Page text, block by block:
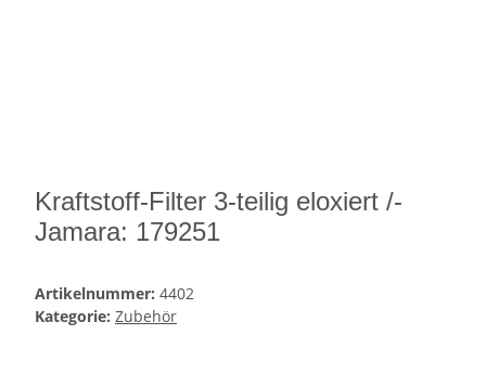
Kraftstoff-Filter 3-teilig eloxiert /-
Jamara: 179251
Artikelnummer: 4402
Kategorie: Zubehör